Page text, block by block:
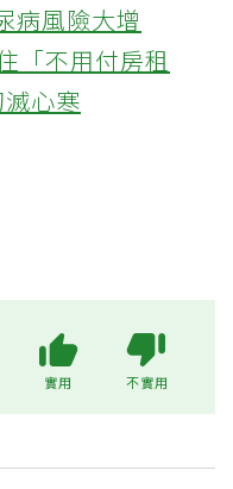
病風險大增
「不用付房租
心寒
實用 不實用